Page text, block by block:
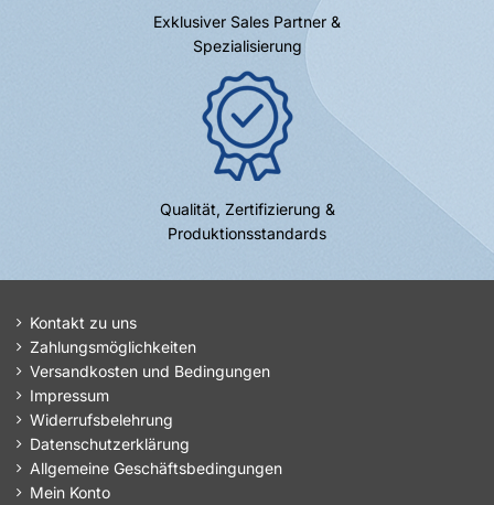
Exklusiver Sales Partner &
Spezialisierung
Qualität, Zertifizierung &
Produktionsstandards
Kontakt zu uns
Zahlungsmöglichkeiten
Versandkosten und Bedingungen
Impressum
Widerrufsbelehrung
Datenschutzerklärung
Allgemeine Geschäftsbedingungen
Mein Konto